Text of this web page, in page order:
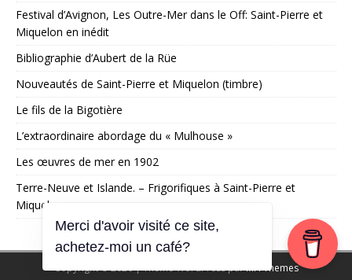
Festival d’Avignon, Les Outre-Mer dans le Off: Saint-Pierre et
Miquelon en inédit
Bibliographie d’Aubert de la Rüe
Nouveautés de Saint-Pierre et Miquelon (timbre)
Le fils de la Bigotière
L’extraordinaire abordage du « Mulhouse »
Les œuvres de mer en 1902
Terre-Neuve et Islande. – Frigorifiques à Saint-Pierre et
Miquelon
Copyright © 2026 | Thème WordPress parMH Themes
Merci d'avoir visité ce site,
achetez-moi un café?